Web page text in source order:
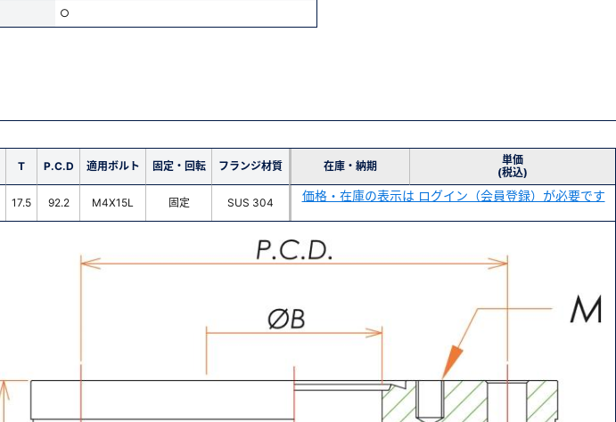
○
T P.C.D 適用ボルト 固定・回転 フランジ材質 在庫・納期
単価
(税込)
17.5 92.2 M4X15L 固定 SUS 304 価格・在庫の表示は ログイン（会員登録）が必要です